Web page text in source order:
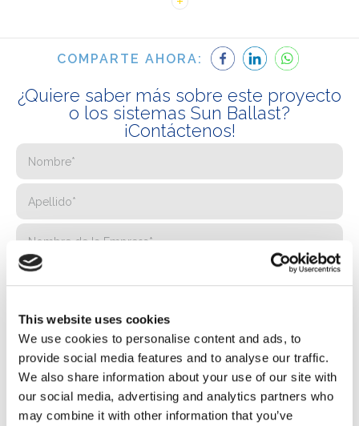
This website uses cookies
We use cookies to personalise content and ads, to
provide social media features and to analyse our traffic.
We also share information about your use of our site with
our social media, advertising and analytics partners who
may combine it with other information that you’ve
COMPARTE AHORA:
¿Quiere saber más sobre este proyecto
o los sistemas Sun Ballast?
¡Contáctenos!